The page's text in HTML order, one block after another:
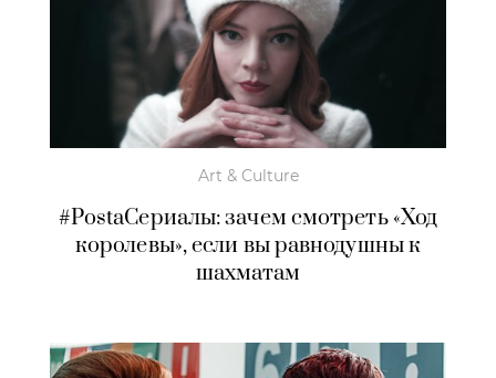
Art & Culture
#PostaСериалы: зачем смотреть «Ход
королевы», если вы равнодушны к
шахматам